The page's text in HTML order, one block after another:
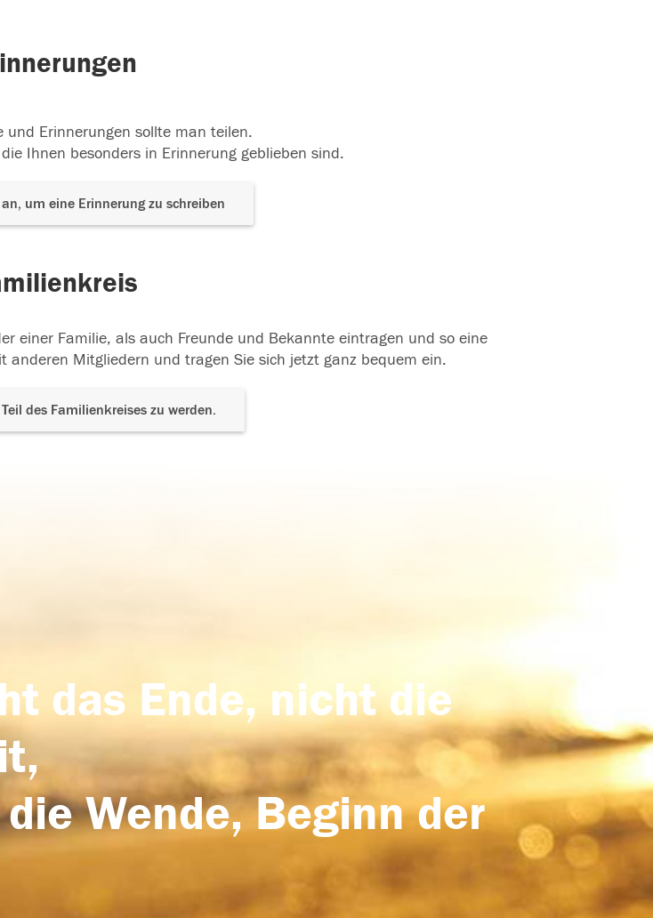
und Erinnerungen sollte man teilen.
Ihnen besonders in Erinnerung geblieben sind.
um eine Erinnerung zu schreiben
einer Familie, als auch Freunde und Bekannte eintragen und so eine
anderen Mitgliedern und tragen Sie sich jetzt ganz bequem ein.
des Familienkreises zu werden.
das Ende, nicht die
Wende, Beginn der